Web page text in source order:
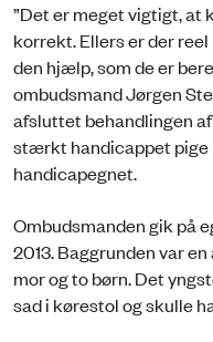
”Det er meget vigtigt, at
korrekt. Ellers er der
den hjælp, som de er
ombudsmand Jørgen
afsluttet behandlingen
stærkt handicappet pige
handicapegnet.
Ombudsmanden gik på
2013. Baggrunden var
mor og to børn. Det
sad i kørestol og skulle